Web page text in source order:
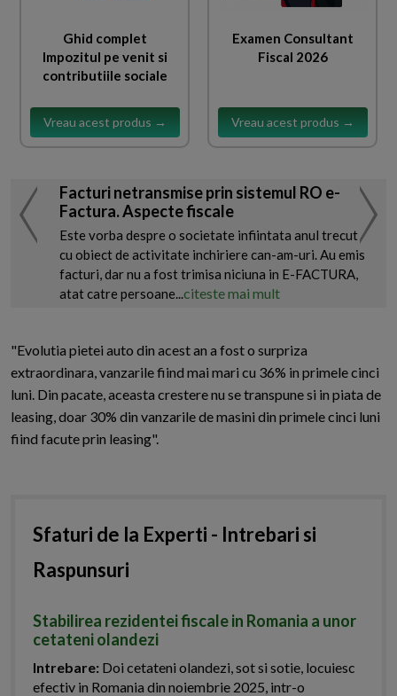
Ghid complet
Impozitul pe venit si
contributiile sociale
Vreau acest produs →
Examen Consultant
Fiscal 2026
Vreau acest produs →
Facturi netransmise prin sistemul RO e-
Factura. Aspecte fiscale
Este vorba despre o societate infiintata anul trecut
cu obiect de activitate inchiriere can-am-uri. Au emis
facturi, dar nu a fost trimisa niciuna in E-FACTURA,
atat catre persoane...citeste mai mult
"Evolutia pietei auto din acest an a fost o surpriza
extraordinara, vanzarile fiind mai mari cu 36% in primele cinci
luni. Din pacate, aceasta crestere nu se transpune si in piata de
leasing, doar 30% din vanzarile de masini din primele cinci luni
fiind facute prin leasing".
Sfaturi de la Experti - Intrebari si
Raspunsuri
Stabilirea rezidentei fiscale in Romania a unor
cetateni olandezi
Intrebare: Doi cetateni olandezi, sot si sotie, locuiesc
efectiv in Romania din noiembrie 2025, intr-o